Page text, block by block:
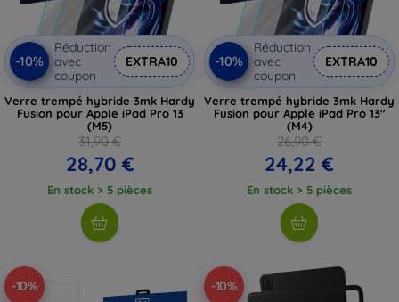
-10%
Réduction
avec
coupon
EXTRA10
Verre trempé hybride 3mk Hardy
Fusion pour Apple iPad Pro 13
(M5)
31,90 €
28,70 €
En stock > 5 pièces
-10%
Réduction
avec
coupon
EXTRA10
Verre trempé hybride 3mk Hardy
Fusion pour Apple iPad Pro 13"
(M4)
26,90 €
24,22 €
En stock > 5 pièces
-10% -10%